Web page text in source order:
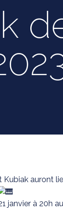
auront
janvier à 20h